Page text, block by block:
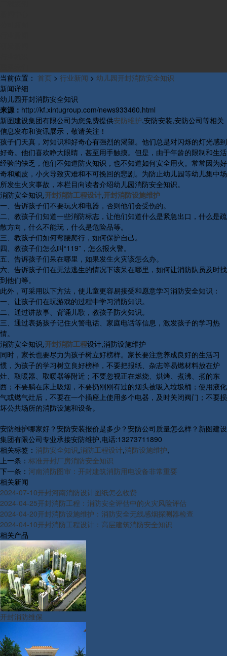
当前位置： 首页 > 行业新闻 > 幼儿园开封消防安全知识
新闻详细
幼儿园开封消防安全知识
来源： http://kf.xintugroup.com/news933460.html
新图建设集团有限公司为您免费提供安防维护,安防安装,安防公司等相关
信息发布和资讯展示，敬请关注！
孩子们天真，对知识和好奇心有强烈的渴望。他们总是对闪烁的灯光感到
好奇。他们喜欢睁大眼睛，甚至用手触摸。但是，由于年龄的限制和生活
经验的缺乏，他们不知道防火知识，也不知道如何安全用火。常常因为好
奇和顽皮，小火导致灾难和不可挽回的悲剧。为防止幼儿园等幼儿集中场
所发生火灾事故，本栏目向读者介绍幼儿园消防安全知识。
消防安全知识,开封消防工程设计,开封消防设施维护
一、告诉孩子们不要玩火和电器，否则他们会受伤的。
二、教孩子们知道一些消防标志，让他们知道什么是紧急出口，什么是疏
散方向，什么不能玩，什么是危险品等。
三、教孩子们如何弯腰爬行，如何保护自己。
四、教孩子们怎么叫“119”，怎么报火警。
五、告诉孩子们呆在哪里，如果发生火灾该怎么办。
六、告诉孩子们在无法逃生的情况下该呆在哪里，如何让消防队员及时找
到他们等。
此外，可采用以下方法，使儿童更容易接受和愿意学习消防安全知识：
一、让孩子们在玩游戏的过程中学习消防知识。
二、通过讲故事、背诵儿歌，教孩子防火知识。
三、通过表扬孩子记住火警电话、家庭电话等信息，激发孩子的学习热
情。
消防安全知识,开封消防工程设计,消防设施维护
同时，家长也要尽力为孩子树立好榜样。家长要注意养成良好的生活习
惯，为孩子的学习树立良好榜样，不要把报纸、杂志等易燃材料放在炉
灶、取暖器、取暖器等附近；不要忽视正在燃烧、烘烤、煮沸、煮的东
西；不要躺在床上吸烟，不要扔刚刚有过的烟头被吸入垃圾桶；使用液化
气或燃气灶后，不要在一个插座上使用多个电器，及时关闭阀门；不要损
坏公共场所的消防设施和设备。
安防维护哪家好？安防安装报价是多少？安防公司质量怎么样？新图建设
集团有限公司专业承接安防维护,电话:13273711890
相关标签： 消防安全知识,消防工程设计,消防设施维护,
上一条： 标准开封厂房消防安全知识
下一条： 河南消防图审：开封建筑消防用电设备非常重要
相关新闻
2024-07-10开封河南消防设计图纸怎么收费
2024-04-25开封消防工程：消防安全评估中的火灾风险评估
2024-04-20开封消防设施维护：消防安全无线感烟探测器检查
2024-04-10开封消防工程设计：高层建筑消防安全知识
相关产品
开封消防维保